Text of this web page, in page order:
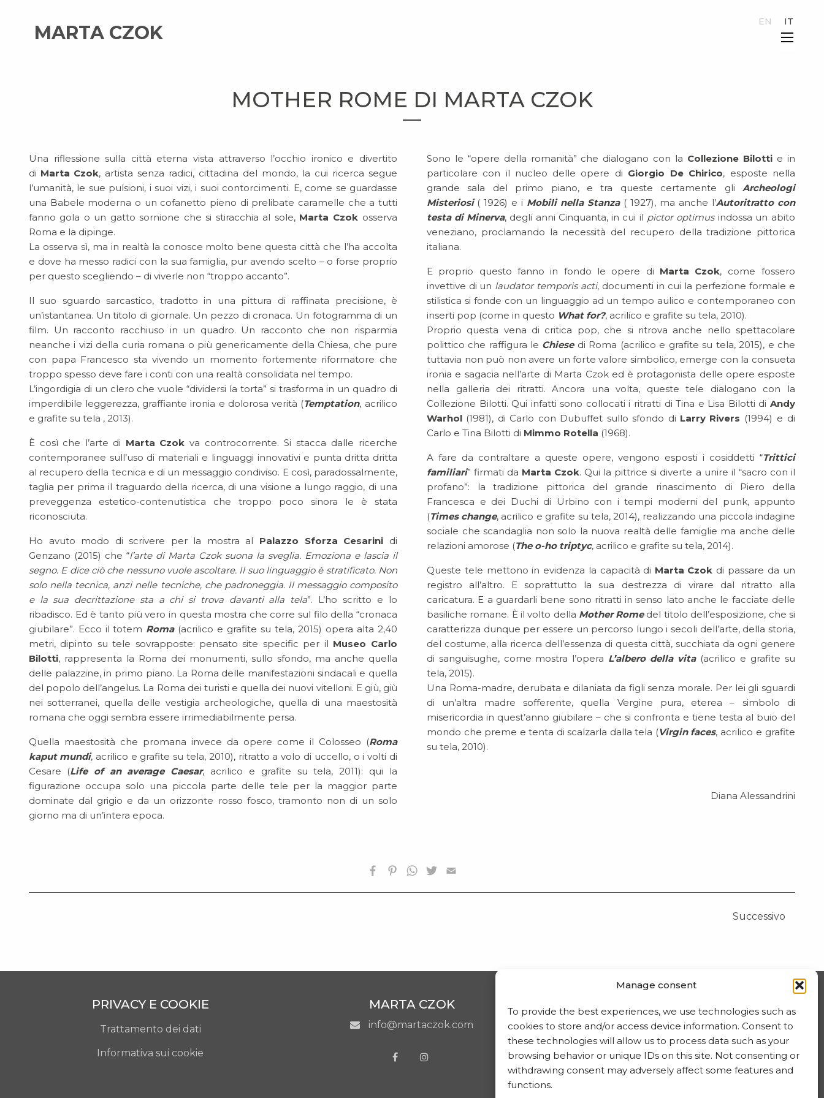
Manage consent
To provide the best experiences, we use technologies such as
cookies to store and/or access device information. Consent to
these technologies will allow us to process data such as your
browsing behavior or unique IDs on this site. Not consenting or
withdrawing consent may adversely affect some features and
functions.
MARTA CZOK
EN IT
×
HOMEPAGE
BIOGRAFIA
OPERE SELEZIONATE
FONDAZIONE
SHOP
CONTATTI
MOTHER ROME DI MARTA CZOK
Una riflessione sulla città eterna vista attraverso l’occhio ironico e divertito
di Marta Czok, artista senza radici, cittadina del mondo, la cui ricerca segue
l’umanità, le sue pulsioni, i suoi vizi, i suoi contorcimenti. E, come se guardasse
una Babele moderna o un cofanetto pieno di prelibate caramelle che a tutti
fanno gola o un gatto sornione che si stiracchia al sole, Marta Czok osserva
Roma e la dipinge.
La osserva sì, ma in realtà la conosce molto bene questa città che l’ha accolta
e dove ha messo radici con la sua famiglia, pur avendo scelto – o forse proprio
per questo scegliendo – di viverle non “troppo accanto”.
Il suo sguardo sarcastico, tradotto in una pittura di raffinata precisione, è
un’istantanea. Un titolo di giornale. Un pezzo di cronaca. Un fotogramma di un
film. Un racconto racchiuso in un quadro. Un racconto che non risparmia
neanche i vizi della curia romana o più genericamente della Chiesa, che pure
con papa Francesco sta vivendo un momento fortemente riformatore che
troppo spesso deve fare i conti con una realtà consolidata nel tempo.
L’ingordigia di un clero che vuole “dividersi la torta” si trasforma in un quadro di
imperdibile leggerezza, graffiante ironia e dolorosa verità (Temptation, acrilico
e grafite su tela , 2013).
È così che l’arte di Marta Czok va controcorrente. Si stacca dalle ricerche
contemporanee sull’uso di materiali e linguaggi innovativi e punta dritta dritta
al recupero della tecnica e di un messaggio condiviso. E così, paradossalmente,
taglia per prima il traguardo della ricerca, di una visione a lungo raggio, di una
preveggenza estetico-contenutistica che troppo poco sinora le è stata
riconosciuta.
Ho avuto modo di scrivere per la mostra al Palazzo Sforza Cesarini di
Genzano (2015) che “l’arte di Marta Czok suona la sveglia. Emoziona e lascia il
segno. E dice ciò che nessuno vuole ascoltare. Il suo linguaggio è stratificato. Non
solo nella tecnica, anzi nelle tecniche, che padroneggia. Il messaggio composito
e la sua decrittazione sta a chi si trova davanti alla tela”. L’ho scritto e lo
ribadisco. Ed è tanto più vero in questa mostra che corre sul filo della “cronaca
giubilare”. Ecco il totem Roma(acrilico e grafite su tela, 2015) opera alta 2,40
metri, dipinto su tele sovrapposte: pensato site specific per il Museo Carlo
Bilotti, rappresenta la Roma dei monumenti, sullo sfondo, ma anche quella
delle palazzine, in primo piano. La Roma delle manifestazioni sindacali e quella
del popolo dell’angelus. La Roma dei turisti e quella dei nuovi vitelloni. E giù, giù
nei sotterranei, quella delle vestigia archeologiche, quella di una maestosità
romana che oggi sembra essere irrimediabilmente persa.
Quella maestosità che promana invece da opere come il Colosseo (Roma
kaput mundi, acrilico e grafite su tela, 2010), ritratto a volo di uccello, o i volti di
Cesare (Life of an average Caesar, acrilico e grafite su tela, 2011): qui la
figurazione occupa solo una piccola parte delle tele per la maggior parte
dominate dal grigio e da un orizzonte rosso fosco, tramonto non di un solo
giorno ma di un’intera epoca.
Sono le “opere della romanità” che dialogano con la Collezione Bilotti e in
particolare con il nucleo delle opere di Giorgio De Chirico, esposte nella
grande sala del primo piano, e tra queste certamente gli Archeologi
Misteriosi ( 1926) e i Mobili nella Stanza( 1927), ma anche l’Autoritratto con
testa di Minerva, degli anni Cinquanta, in cui il pictor optimusindossa un abito
veneziano, proclamando la necessità del recupero della tradizione pittorica
italiana.
E proprio questo fanno in fondo le opere di Marta Czok, come fossero
invettive di un laudator temporis acti, documenti in cui la perfezione formale e
stilistica si fonde con un linguaggio ad un tempo aulico e contemporaneo con
inserti pop (come in questo What for?, acrilico e grafite su tela, 2010).
Proprio questa vena di critica pop, che si ritrova anche nello spettacolare
polittico che raffigura le Chiesedi Roma (acrilico e grafite su tela, 2015), e che
tuttavia non può non avere un forte valore simbolico, emerge con la consueta
ironia e sagacia nell’arte di Marta Czok ed è protagonista delle opere esposte
nella galleria dei ritratti. Ancora una volta, queste tele dialogano con la
Collezione Bilotti. Qui infatti sono collocati i ritratti di Tina e Lisa Bilotti di Andy
Warhol (1981), di Carlo con Dubuffet sullo sfondo di Larry Rivers (1994) e di
Carlo e Tina Bilotti di Mimmo Rotella (1968).
A fare da contraltare a queste opere, vengono esposti i cosiddetti “Trittici
familiari” firmati da Marta Czok. Qui la pittrice si diverte a unire il “sacro con il
profano”: la tradizione pittorica del grande rinascimento di Piero della
Francesca e dei Duchi di Urbino con i tempi moderni del punk, appunto
(Times change, acrilico e grafite su tela, 2014), realizzando una piccola indagine
sociale che scandaglia non solo la nuova realtà delle famiglie ma anche delle
relazioni amorose (The o-ho triptyc, acrilico e grafite su tela, 2014).
Queste tele mettono in evidenza la capacità di Marta Czok di passare da un
registro all’altro. E soprattutto la sua destrezza di virare dal ritratto alla
caricatura. E a guardarli bene sono ritratti in senso lato anche le facciate delle
basiliche romane. È il volto della Mother Romedel titolo dell’esposizione, che si
caratterizza dunque per essere un percorso lungo i secoli dell’arte, della storia,
del costume, alla ricerca dell’essenza di questa città, succhiata da ogni genere
di sanguisughe, come mostra l’opera L’albero della vita(acrilico e grafite su
tela, 2015).
Una Roma-madre, derubata e dilaniata da figli senza morale. Per lei gli sguardi
di un’altra madre sofferente, quella Vergine pura, eterea – simbolo di
misericordia in quest’anno giubilare – che si confronta e tiene testa al buio del
mondo che preme e tenta di scalzarla dalla tela (Virgin faces, acrilico e grafite
su tela, 2010).
Diana Alessandrini
Successivo
PRIVACY E COOKIE
Trattamento dei dati
Informativa sui cookie
MARTA CZOK
info@martaczok.com
ISCRIVITI ALLA NEWSLETTER